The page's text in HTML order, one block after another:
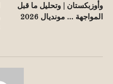
وأوزبكستان | وتحليل ما قبل
المواجهة … مونديال 2026